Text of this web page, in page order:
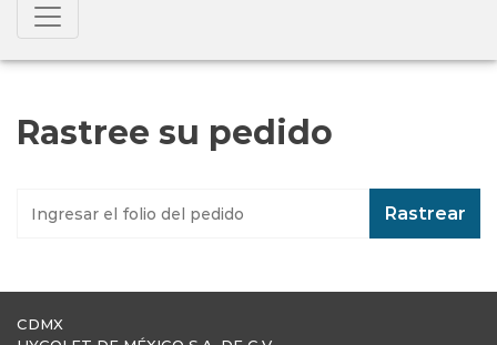
Rastree su pedido
Rastrear
CDMX